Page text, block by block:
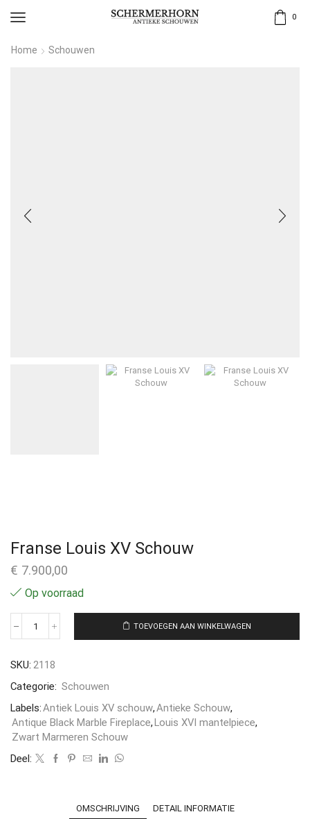
0
Home Schouwen
Franse Louis XV Schouw
€ 7.900,00
Op voorraad
TOEVOEGEN AAN WINKELWAGEN
SKU: 2118
Categorie: Schouwen
Labels:Antiek Louis XV schouw,Antieke Schouw,
Antique Black Marble Fireplace,Louis XVI mantelpiece,
Zwart Marmeren Schouw
Deel:
OMSCHRIJVING DETAIL INFORMATIE